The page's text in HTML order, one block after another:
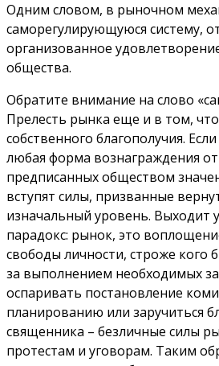
Одним словом, в рыночном
саморегулирующуюся систему,
организованное
общества.
Обратите внимание на слово
Прелесть рынка еще и в том,
собственного благополучия.
любая форма вознаграждения
предписанных обществом
вступят силы, призванные
изначальный уровень. Выходит
парадокс: рынок, это
свободы личности, строже кого
за выполнением необходимых
оспаривать постановление
планированию или заручиться
священника – безличные силы
протестам и уговорам. Таким